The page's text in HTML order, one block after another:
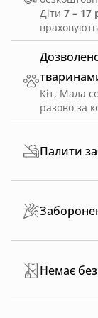
Кіт, Мала
разово за
Діти 7 – 17
Палити
Немає